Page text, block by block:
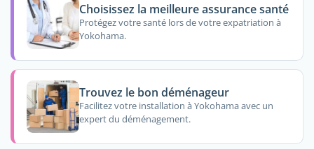
Choisissez la meilleure assurance santé
Protégez votre santé lors de votre expatriation à
Yokohama.
Trouvez le bon déménageur
Facilitez votre installation à Yokohama avec un
expert du déménagement.